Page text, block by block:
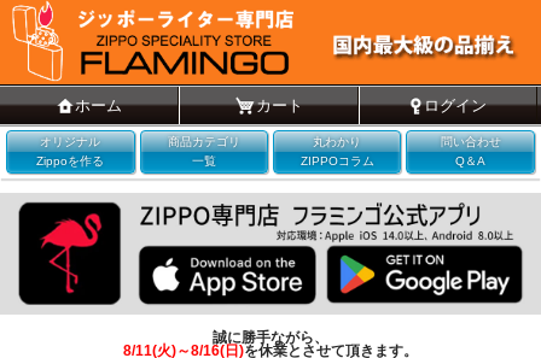
ホーム カート ログイン
オリジナル
Zippoを作る
商品カテゴリ
一覧
丸わかり
ZIPPOコラム
問い合わせ
Q＆A
誠に勝手ながら、
8/11(火)～8/16(日)を休業とさせて頂きます。